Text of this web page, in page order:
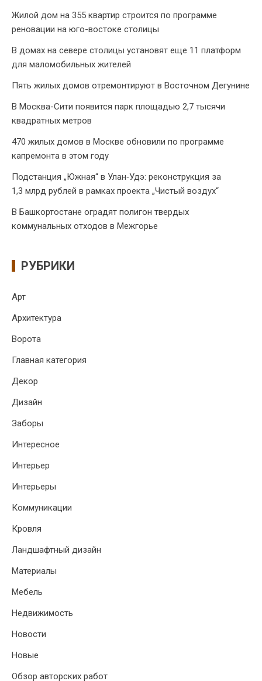
Жилой дом на 355 квартир строится по программе
реновации на юго-востоке столицы
В домах на севере столицы установят еще 11 платформ
для маломобильных жителей
Пять жилых домов отремонтируют в Восточном Дегунине
В Москва-Сити появится парк площадью 2,7 тысячи
квадратных метров
470 жилых домов в Москве обновили по программе
капремонта в этом году
Подстанция „Южная“ в Улан‑Удэ: реконструкция за
1,3 млрд рублей в рамках проекта „Чистый воздух“
В Башкортостане оградят полигон твердых
коммунальных отходов в Межгорье
РУБРИКИ
Арт
Архитектура
Ворота
Главная категория
Декор
Дизайн
Заборы
Интересное
Интерьер
Интерьеры
Коммуникации
Кровля
Ландшафтный дизайн
Материалы
Мебель
Недвижимость
Новости
Новые
Обзор авторских работ